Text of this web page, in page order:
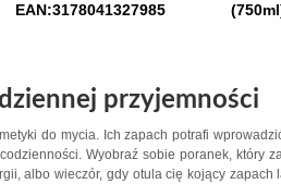
EAN:3178041327985
przyjemności
do mycia. Ich zapach potrafi
Wyobraź sobie poranek, który
albo wieczór, gdy otula cię kojący zapach